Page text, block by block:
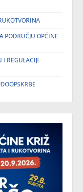
PODRUČJU OPĆINE
I REGULACIJI